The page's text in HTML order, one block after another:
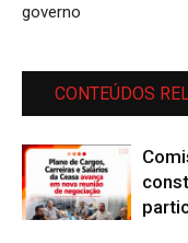
governo
CONTEÚDOS